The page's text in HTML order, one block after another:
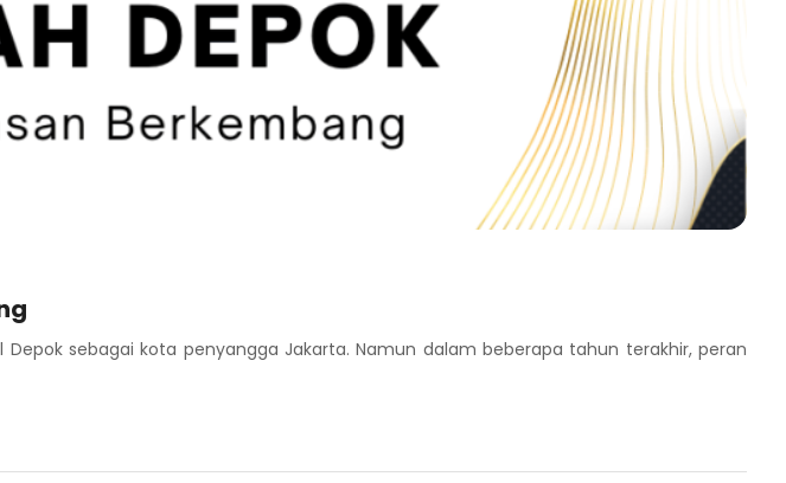
sebagai kota penyangga Jakarta. Namun dalam beberapa tahun terakhir, peran